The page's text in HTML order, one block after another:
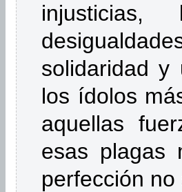
solidaridad y
los ídolos
aquellas
esas plagas
perfección